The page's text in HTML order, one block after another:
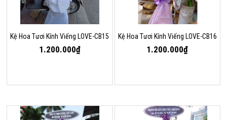
Kệ Hoa Tươi Kính Viếng LOVE-CB15
1.200.000₫
Kệ Hoa Tươi Kính Viếng LOVE-CB16
1.200.000₫